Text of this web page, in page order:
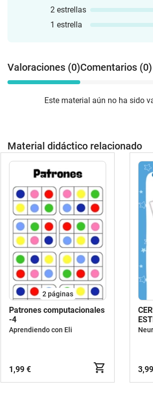
2 estrellas
1 estrella
Valoraciones (0)Comentarios (0)
Este material aún no ha sido
Material didáctico relacionado
2páginas
Patrones computacionales
-4
Aprendiendo con Eli
1,99 €